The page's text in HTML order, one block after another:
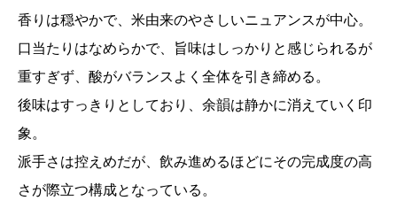
香りは穏やかで、米由来のやさしいニュアンスが中心。
口当たりはなめらかで、旨味はしっかりと感じられるが
重すぎず、酸がバランスよく全体を引き締める。
後味はすっきりとしており、余韻は静かに消えていく印
象。
派手さは控えめだが、飲み進めるほどにその完成度の高
さが際立つ構成となっている。